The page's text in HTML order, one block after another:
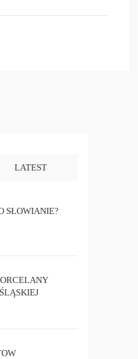
LATEST
SŁOWIANIE?